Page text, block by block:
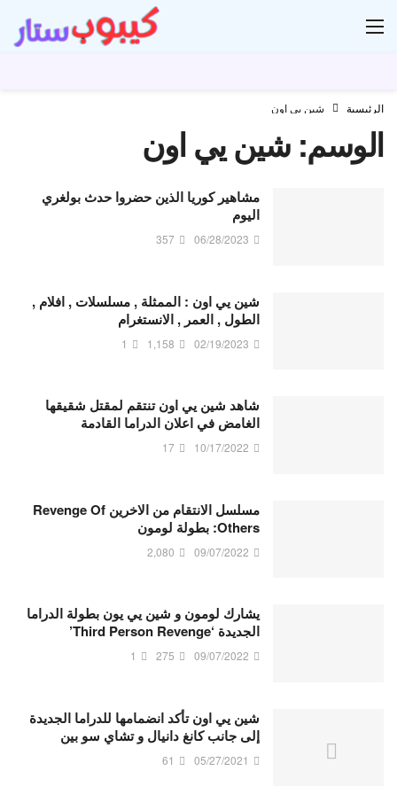
الرئيسية شين يي اون
الوسم:شين يي اون
مشاهير كوريا الذين حضروا حدث بولغري
اليوم
06/28/2023
357
شين يي اون : الممثلة , مسلسلات , افلام ,
الطول , العمر , الانستغرام
02/19/2023
1,158
1
شاهد شين يي اون تنتقم لمقتل شقيقها
الغامض في اعلان الدراما القادمة
10/17/2022
17
مسلسل الانتقام من الاخرين Revenge Of
Others: بطولة لومون
09/07/2022
2,080
يشارك لومون و شين يي يون بطولة الدراما
الجديدة ‘Third Person Revenge’
09/07/2022
275
1
شين يي اون تأكد انضمامها للدراما الجديدة
إلى جانب كانغ دانيال و تشاي سو بين
05/27/2021
61